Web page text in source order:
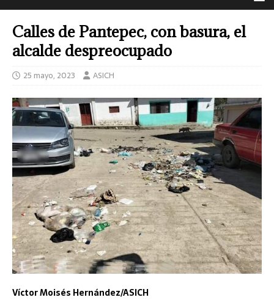
Calles de Pantepec, con basura, el
alcalde despreocupado
25 mayo, 2023 ASICH
Víctor Moisés Hernández/ASICH